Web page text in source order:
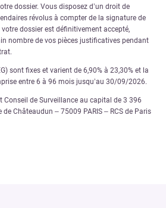
dossier. Vous disposez d’un droit de
révolus à compter de la signature de
votre dossier est définitivement accepté,
nombre de vos pièces justificatives pendant
sont fixes et varient de 6,90% à 23,30% et la
entre 6 à 96 mois jusqu’au 30/09/2026.
Conseil de Surveillance au capital de 3 396
Châteaudun – 75009 PARIS – RCS de Paris